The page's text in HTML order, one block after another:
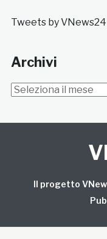
Tweets by VNews24
Archivi
Archivi
Il progetto